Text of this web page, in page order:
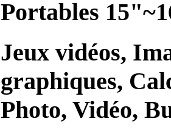
Portables
Jeux vidéos,
graphiques,
Photo, Vidéo,